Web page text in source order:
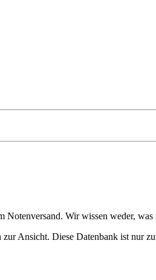
Notenversand. Wir wissen weder,
Ansicht. Diese Datenbank ist nur